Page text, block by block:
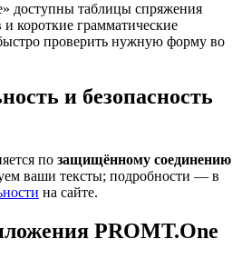
доступны таблицы спряжения
и короткие грамматические
проверить нужную форму во
и безопасность
по защищённому соединению
ваши тексты; подробности — в
на сайте.
PROMT.One